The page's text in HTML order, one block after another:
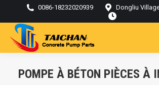
0086-18232020939 Dongliu
POMPE À BÉTON PIÈCES À